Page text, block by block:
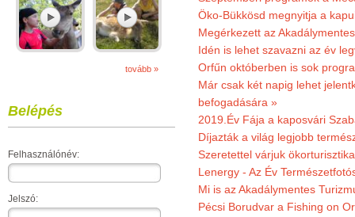
tovább »
Belépés
Felhasználónév:
Jelszó:
Öko-Bükkösd megnyitja a
Megérkezett az
Idén is lehet szavazni az év
Orfűn októberben is sok
Már csak két napig lehet
befogadására »
2019.Év Fája a kaposvári
Díjazták a világ legjobb
Szeretettel várjuk
Lenergy - Az Év
Mi is az Akadálymentes
Pécsi Borudvar a Fishing on